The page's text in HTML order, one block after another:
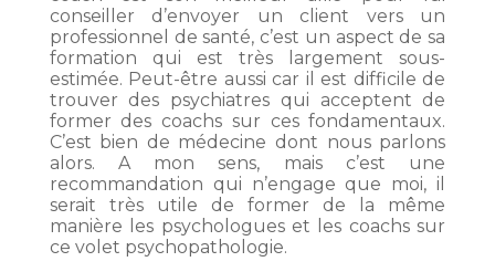
conseiller d’envoyer un client vers un
professionnel de santé, c’est un aspect de sa
formation qui est très largement sous-
estimée. Peut-être aussi car il est difficile de
trouver des psychiatres qui acceptent de
former des coachs sur ces fondamentaux.
C’est bien de médecine dont nous parlons
alors. A mon sens, mais c’est une
recommandation qui n’engage que moi, il
serait très utile de former de la même
manière les psychologues et les coachs sur
ce volet psychopathologie.